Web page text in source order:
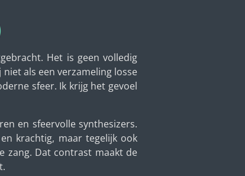
Het is geen volledig
als een verzameling losse
sfeer. Ik krijg het gevoel
en sfeervolle synthesizers.
krachtig, maar tegelijk ook
zang. Dat contrast maakt de